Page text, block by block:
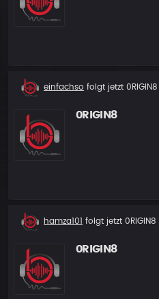
Neuer
einfachso folgt jetzt 0RIGIN8
0RIGIN8
Neuer
hamza101 folgt jetzt 0RIGIN8
0RIGIN8